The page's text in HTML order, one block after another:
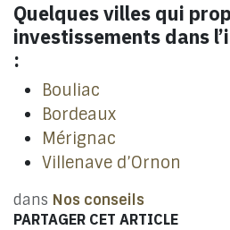
Quelques villes qui
investissements dans
:
Bouliac
Bordeaux
Mérignac
Villenave d’Ornon
dans Nos conseils
PARTAGER CET ARTICLE